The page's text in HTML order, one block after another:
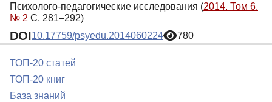
Психолого-педагогические исследования (2014. Том 6.
№ 2 С. 281–292)
DOI10.17759/psyedu.2014060224 780
ТОП-20 статей
ТОП-20 книг
База знаний